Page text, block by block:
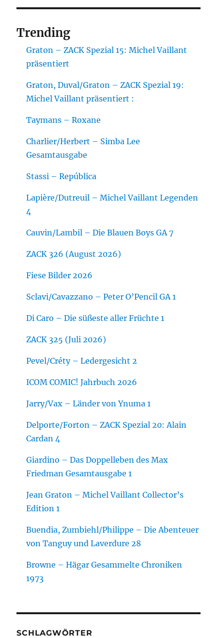
Trending
Graton – ZACK Spezial 15: Michel Vaillant
präsentiert
Graton, Duval/Graton – ZACK Spezial 19:
Michel Vaillant präsentiert :
Taymans – Roxane
Charlier/Herbert – Simba Lee
Gesamtausgabe
Stassi – República
Lapière/Dutreuil – Michel Vaillant Legenden
4
Cauvin/Lambil – Die Blauen Boys GA 7
ZACK 326 (August 2026)
Fiese Bilder 2026
Sclavi/Cavazzano – Peter O’Pencil GA 1
Di Caro – Die süßeste aller Früchte 1
ZACK 325 (Juli 2026)
Pevel/Créty – Ledergesicht 2
ICOM COMIC! Jahrbuch 2026
Jarry/Vax – Länder von Ynuma 1
Delporte/Forton – ZACK Spezial 20: Alain
Cardan 4
Giardino – Das Doppelleben des Max
Friedman Gesamtausgabe 1
Jean Graton – Michel Vaillant Collector’s
Edition 1
Buendia, Zumbiehl/Philippe – Die Abenteuer
von Tanguy und Laverdure 28
Browne – Hägar Gesammelte Chroniken
1973
SCHLAGWÖRTER